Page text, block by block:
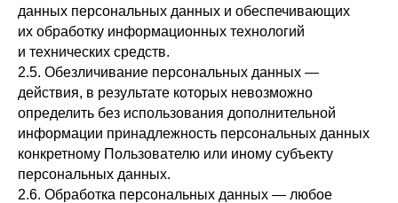
данных персональных данных и обеспечивающих
их обработку информационных технологий
и технических средств.
2.5. Обезличивание персональных данных —
действия, в результате которых невозможно
определить без использования дополнительной
информации принадлежность персональных данных
конкретному Пользователю или иному субъекту
персональных данных.
2.6. Обработка персональных данных — любое